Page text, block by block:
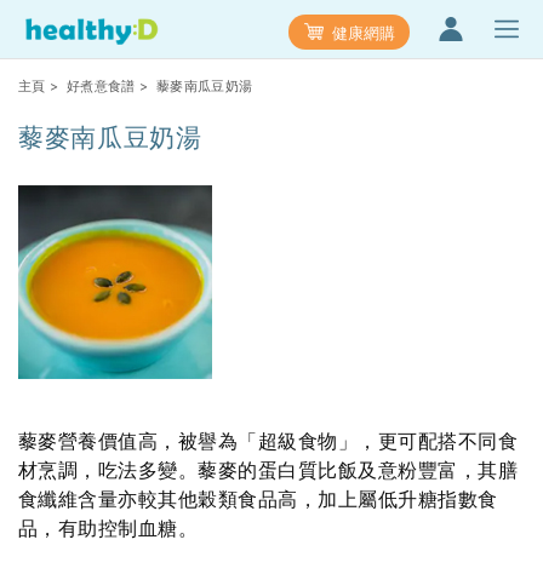
健康網購
主頁 好煮意食譜 > 藜麥南瓜豆奶湯
藜麥南瓜豆奶湯
藜麥營養價值高，被譽為「超級食物」，更可配搭不同食
材烹調，吃法多變。藜麥的蛋白質比飯及意粉豐富，其膳
食纖維含量亦較其他穀類食品高，加上屬低升糖指數食
品，有助控制血糖。